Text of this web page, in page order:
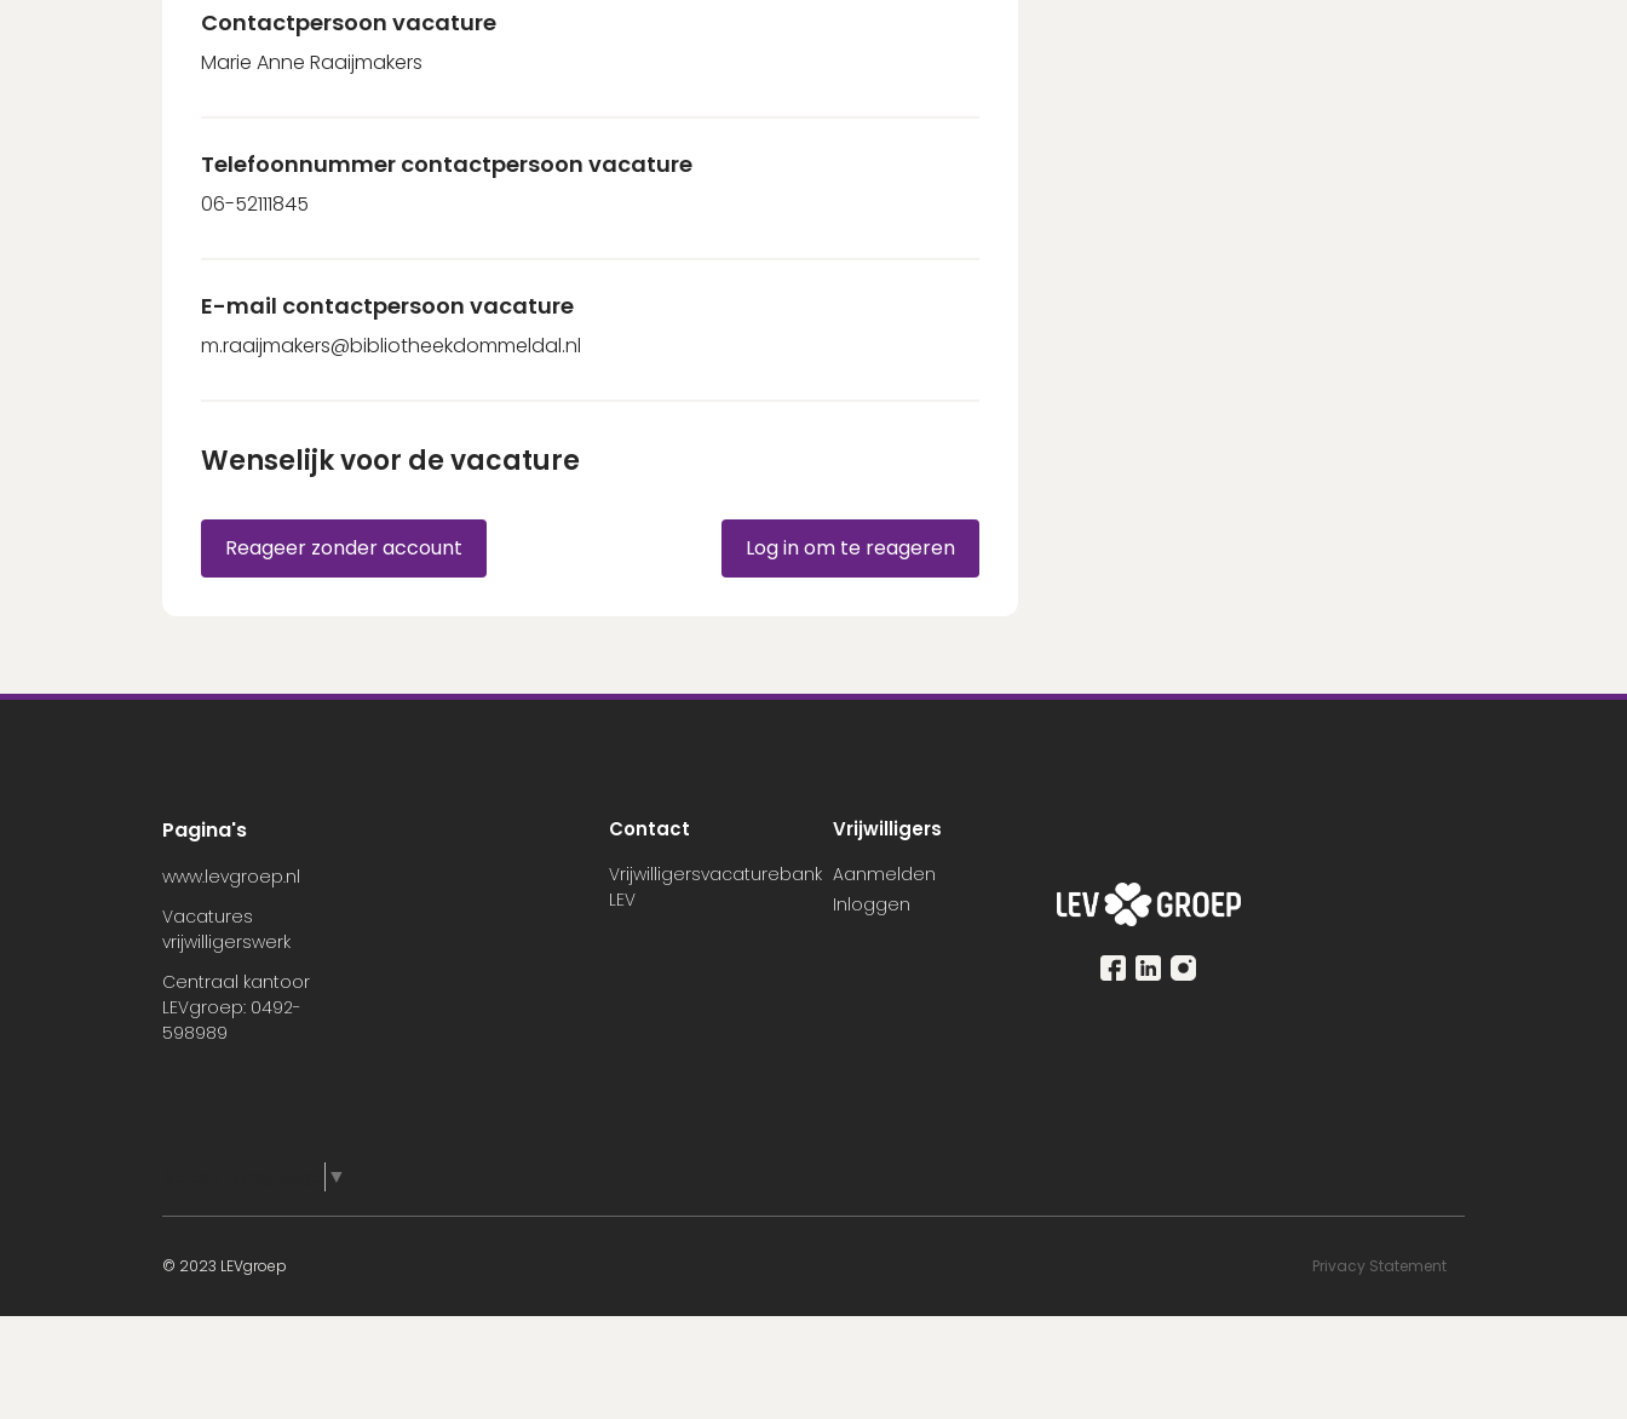
Contactpersoon vacature
Marie Anne Raaijmakers
Telefoonnummer contactpersoon vacature
06-52111845
E-mail contactpersoon vacature
m.raaijmakers@bibliotheekdommeldal.nl
Wenselijk voor de vacature
Reageer zonder account Log in om te reageren
Pagina's
www.levgroep.nl
Vacatures
vrijwilligerswerk
Centraal kantoor
LEVgroep: 0492-
598989
Contact
Vrijwilligersvacaturebank
LEV
Vrijwilligers
Aanmelden
Inloggen
▼
© 2023 LEVgroep Privacy Statement